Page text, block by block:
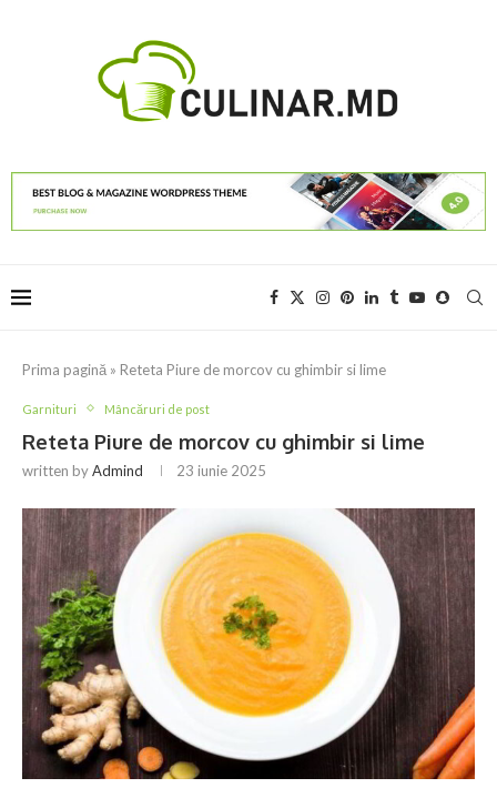
Prima pagină » Reteta Piure de morcov cu ghimbir si lime
Garnituri Mâncăruri de post
Reteta Piure de morcov cu ghimbir si lime
written byAdmind 23 iunie 2025